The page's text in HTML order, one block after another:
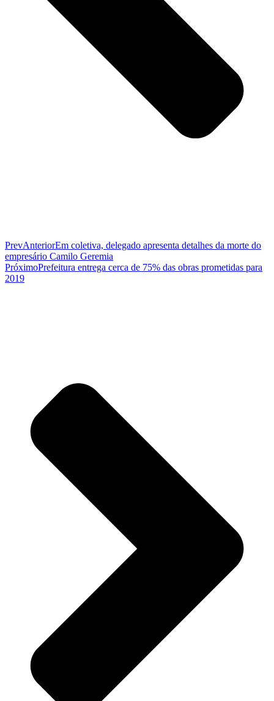
PrevAnteriorEm coletiva, delegado apresenta detalhes da morte do
empresário Camilo Geremia
PróximoPrefeitura entrega cerca de 75% das obras prometidas para
2019